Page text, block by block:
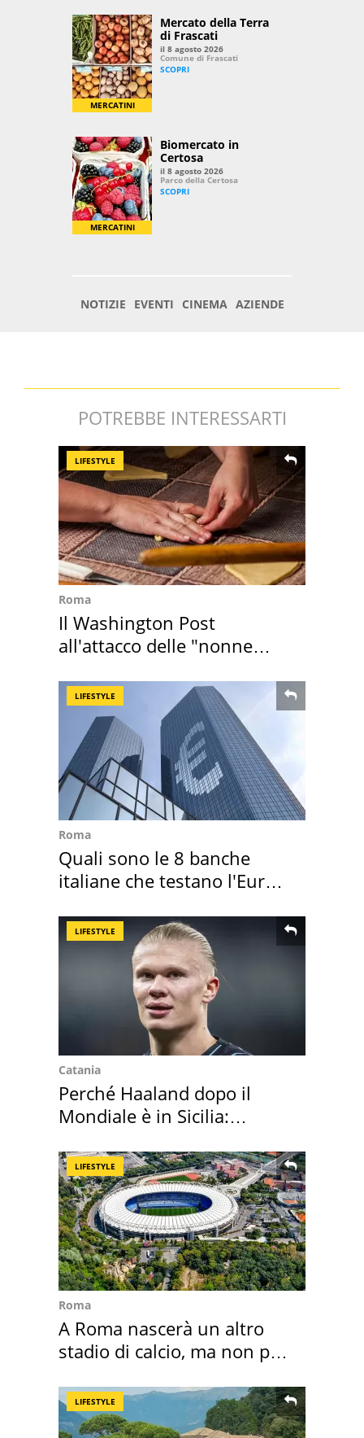
POTREBBE INTERESSARTI
LIFESTYLE
Roma
Il Washington Post
all'attacco delle "nonne
LIFESTYLE
Roma
Quali sono le 8 banche
italiane che testano l'Euro
LIFESTYLE
Catania
Perché Haaland dopo il
Mondiale è in Sicilia:
LIFESTYLE
Roma
A Roma nascerà un altro
stadio di calcio, ma non per
LIFESTYLE